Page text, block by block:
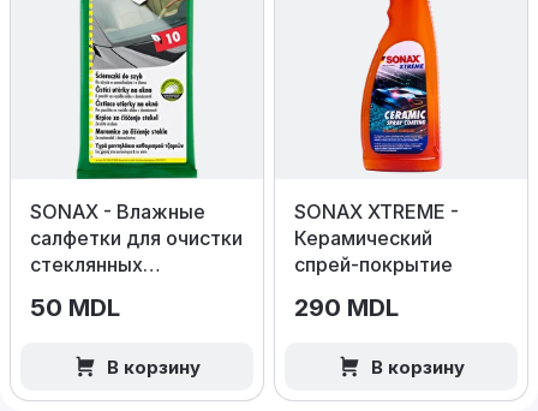
SONAX - Влажные
салфетки для очистки
стеклянных
50 MDL
В корзину
SONAX XTREME -
Керамический
спрей‑покрытие
290 MDL
В корзину